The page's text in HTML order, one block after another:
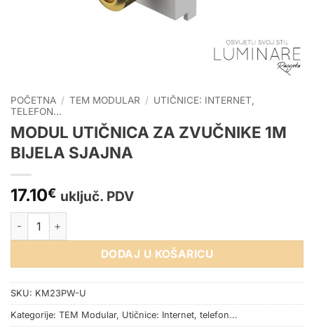
POČETNA / TEM MODULAR / UTIČNICE: INTERNET,
TELEFON...
MODUL UTIČNICA ZA ZVUČNIKE 1M
BIJELA SJAJNA
17.10€ uključ. PDV
MODUL UTIČNICA ZA ZVUČNIKE 1M BIJELA SJAJNA količina
DODAJ U KOŠARICU
SKU: KM23PW-U
Kategorije: TEM Modular, Utičnice: Internet, telefon...